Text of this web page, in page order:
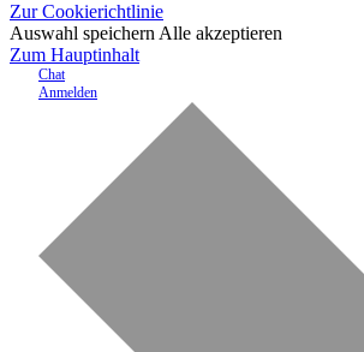
Zur Cookierichtlinie
Auswahl speichern Alle akzeptieren
Zum Hauptinhalt
Chat
Anmelden